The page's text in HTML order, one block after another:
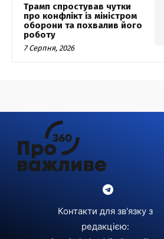
Трамп спростував чутки
про конфлікт із міністром
оборони та похвалив його
роботу
7 Серпня, 2026
Контакти для зв'язку з
редакцією: